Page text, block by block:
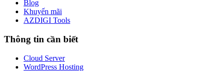
Blog
Khuyến mãi
AZDIGI Tools
Thông tin cần biết
Cloud Server
WordPress Hosting